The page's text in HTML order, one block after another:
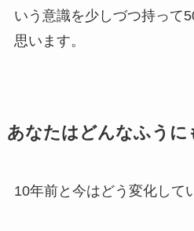
いう意識を少しづつ持って
思います。
あなたはどんなふうに
10年前と今はどう変化して